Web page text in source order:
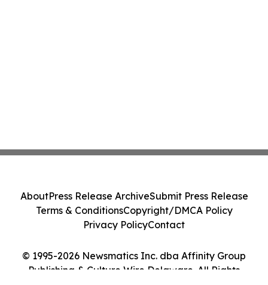
© 1995-2026 Newsmatics Inc. dba Affinity Group
Publishing & Culture Wire Delaware. All Rights
AboutPress Release ArchiveSubmit Press Release
Terms & ConditionsCopyright/DMCA Policy
Privacy PolicyContact